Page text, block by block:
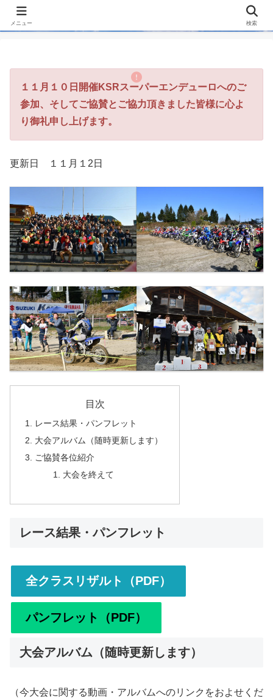
１１月１０日開催KSRスーパーエンデューロへのご
参加、そしてご協賛とご協力頂きました皆様に心よ
り御礼申し上げます。
更新日 １１月１2日
目次
レース結果・パンフレット
大会アルバム（随時更新します）
ご協賛各位紹介
大会を終えて
レース結果・パンフレット
全クラスリザルト（PDF）
パンフレット（PDF）
大会アルバム（随時更新します）
（今大会に関する動画・アルバムへのリンクをおよせくだ
メニュー 検索